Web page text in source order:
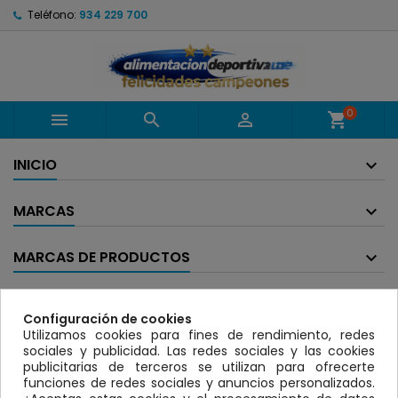
Teléfono: 934 229 700
   shopping_cart0
INICIO
MARCAS
MARCAS DE PRODUCTOS
LISTADO DE PRODUCTOS POR MARCA
HIMALAYA
Configuración de cookies
Utilizamos cookies para fines de rendimiento, redes
sociales y publicidad. Las redes sociales y las cookies
publicitarias de terceros se utilizan para ofrecerte
funciones de redes sociales y anuncios personalizados.